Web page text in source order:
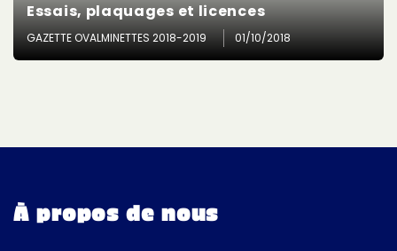
Essais, plaquages et licences
GAZETTE OVALMINETTES 2018-2019 01/10/2018
À propos de nous